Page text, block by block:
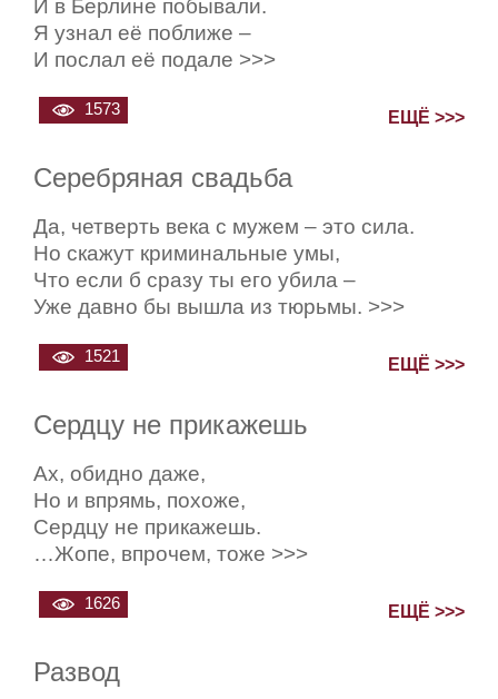
И в Берлине побывали.
Я узнал её поближе –
И послал её подале >>>
1573 ЕЩЁ >>>
Серебряная свадьба
Да, четверть века с мужем – это сила.
Но скажут криминальные умы,
Что если б сразу ты его убила –
Уже давно бы вышла из тюрьмы. >>>
1521 ЕЩЁ >>>
Сердцу не прикажешь
Ах, обидно даже,
Но и впрямь, похоже,
Сердцу не прикажешь.
…Жопе, впрочем, тоже >>>
1626 ЕЩЁ >>>
Развод